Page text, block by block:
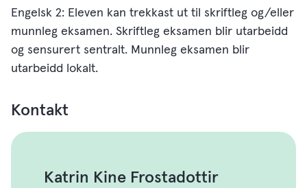
Engelsk 2: Eleven kan trekkast ut til skriftleg og/eller
munnleg eksamen. Skriftleg eksamen blir utarbeidd
og sensurert sentralt. Munnleg eksamen blir
utarbeidd lokalt.
Kontakt
Katrin Kine Frostadottir